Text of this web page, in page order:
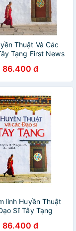
Thuật Và Các
Tạng First News
86.400 đ
linh Huyền Thuật
Sĩ Tây Tạng
86.400 đ